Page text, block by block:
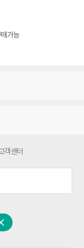
닫기
가능
객센터